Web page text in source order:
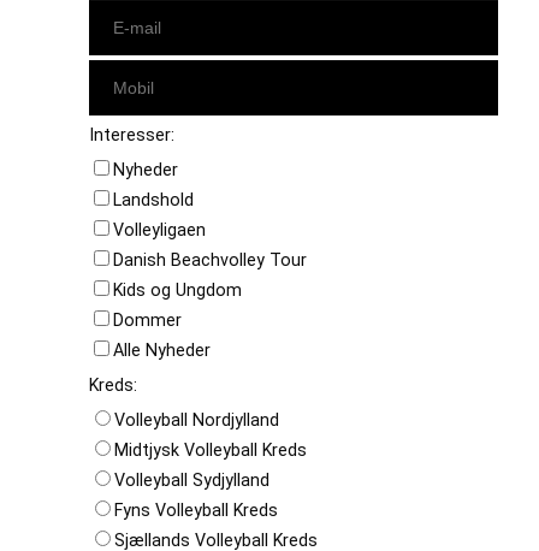
Interesser:
Nyheder
Landshold
Volleyligaen
Danish Beachvolley Tour
Kids og Ungdom
Dommer
Alle Nyheder
Kreds:
Volleyball Nordjylland
Midtjysk Volleyball Kreds
Volleyball Sydjylland
Fyns Volleyball Kreds
Sjællands Volleyball Kreds